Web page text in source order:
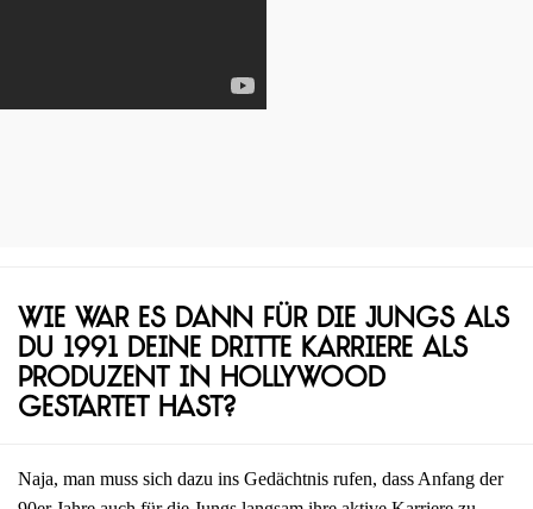
Wie war es dann für die Jungs als
du 1991 deine dritte Karriere als
Produzent in Hollywood
gestartet hast?
Naja, man muss sich dazu ins Gedächtnis rufen, dass Anfang der